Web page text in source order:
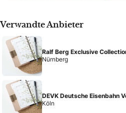
Verwandte Anbieter
Ralf Berg Exclusive
Nürnberg
DEVK Deutsche Eisenbahn
Köln